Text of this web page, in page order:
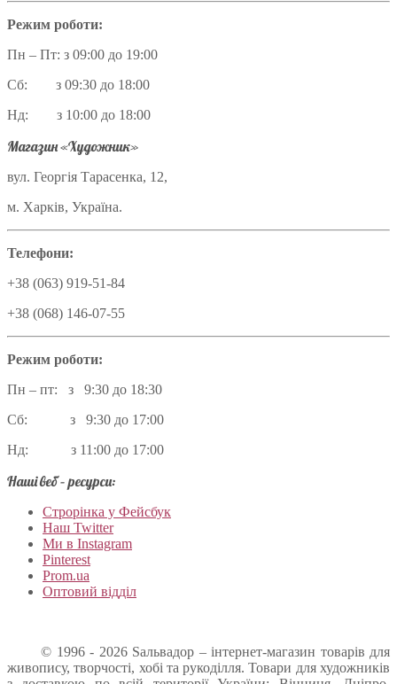
Режим роботи:
Пн – Пт: з 09:00 до 19:00
Сб: з 09:30 до 18:00
Нд: з 10:00 до 18:00
Магазин «Художник»
вул. Георгія Тарасенка, 12,
м. Харків, Україна.
Телефони:
+38 (063) 919-51-84
+38 (068) 146-07-55
Режим роботи:
Пн – пт: з 9:30 до 18:30
Сб: з 9:30 до 17:00
Нд: з 11:00 до 17:00
Наші веб – ресурси:
Строрінка у Фейсбук
Наш Twitter
Ми в Instagram
Pinterest
Prom.ua
Оптовий відділ
© 1996 - 2026 Sальвадор – інтернет-магазин товарів для
живопису, творчості, хобі та рукоділля. Товари для художників